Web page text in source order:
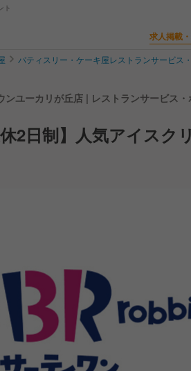
ト
求人掲載
パティスリー・ケーキ屋レストランサービス
ユーカリが丘店 | レストランサービス
2日制】人気アイスク